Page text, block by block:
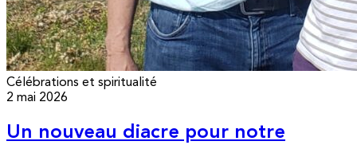
Célébrations et spiritualité
2 mai 2026
Un nouveau diacre pour notre